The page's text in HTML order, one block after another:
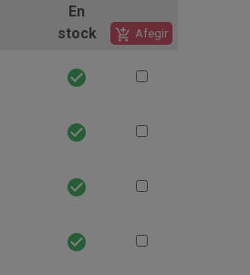
En
stock
add_shopping_cart Afegir
check_circle
check_circle
check_circle
check_circle